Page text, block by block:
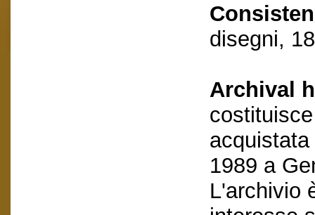
disegni,
Archival
1989 a
L'archivio